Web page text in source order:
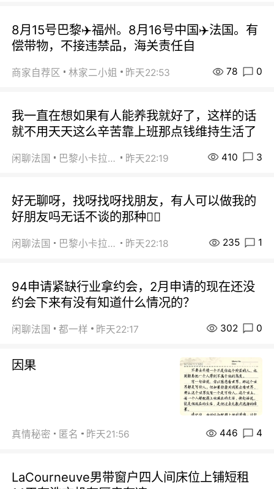
8月15号巴黎✈️福州。8月16号中国✈️法国。有
偿带物，不接违禁品，海关责任自
商家自荐区 林家二小姐 昨天22:53 78 0
我一直在想如果有人能养我就好了，这样的话
就不用天天这么辛苦靠上班那点钱维持生活了
闲聊法国 巴黎小卡拉咪 昨天22:19 410 3
好无聊呀，找呀找呀找朋友，有人可以做我的
好朋友吗无话不谈的那种😮‍💨
闲聊法国 巴黎小卡拉咪 昨天22:18 235 1
94申请紧缺行业拿约会，2月申请的现在还没
约会下来有没有知道什么情况的？
闲聊法国 都一样 昨天22:17 302 0
因果
真情秘密 匿名 昨天21:56 446 4
LaCourneuve男带窗户四人间床位上铺短租